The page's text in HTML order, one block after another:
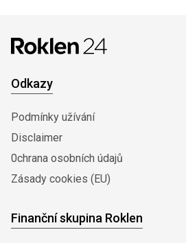
Odkazy
Podmínky užívání
Disclaimer
0chrana osobních údajů
Zásady cookies (EU)
Finanční skupina Roklen